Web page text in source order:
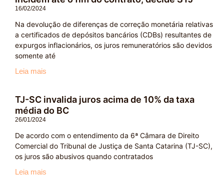
16/02/2024
Na devolução de diferenças de correção monetária relativas
a certificados de depósitos bancários (CDBs) resultantes de
expurgos inflacionários, os juros remuneratórios são devidos
somente até
Leia mais
TJ-SC invalida juros acima de 10% da taxa
média do BC
26/01/2024
De acordo com o entendimento da 6ª Câmara de Direito
Comercial do Tribunal de Justiça de Santa Catarina (TJ-SC),
os juros são abusivos quando contratados
Leia mais